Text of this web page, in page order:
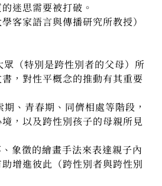
迷思需要被打破。
客家語言與傳播研究所教授）
（特別是跨性別者的父母）所
，對性平概念的推動有其重要
、青春期、同儕相處等階段，
，以及跨性別孩子的母親所見
象徵的繪畫手法來表達親子內
增進彼此（跨性別者與跨性別